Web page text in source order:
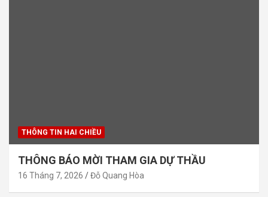
THÔNG TIN HAI CHIỀU
THÔNG BÁO MỜI THAM GIA DỰ THẦU
16 Tháng 7, 2026 Đỗ Quang Hòa